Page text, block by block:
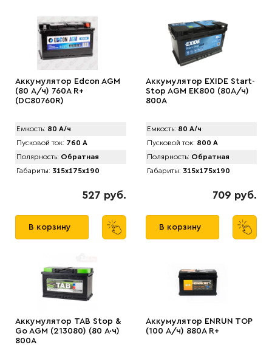
Аккумулятор Edcon AGM
(80 А/ч) 760A R+
(DC80760R)
Емкость: 80 А/ч
Пусковой ток: 760 А
Полярность: Обратная
Габариты: 315x175x190
527 руб.
В корзину
Аккумулятор EXIDE Start-
Stop AGM EK800 (80А/ч)
800A
Емкость: 80 А/ч
Пусковой ток: 800 А
Полярность: Обратная
Габариты: 315x175x190
709 руб.
В корзину
Аккумулятор TAB Stop &
Go AGM (213080) (80 А·ч)
800A
Аккумулятор ENRUN TOP
(100 А/ч) 880A R+